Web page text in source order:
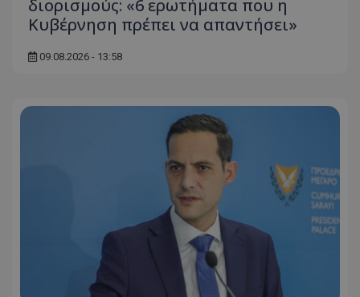
διορισμούς: «6 ερωτήματα που η
Κυβέρνηση πρέπει να απαντήσει»
09.08.2026 - 13:58